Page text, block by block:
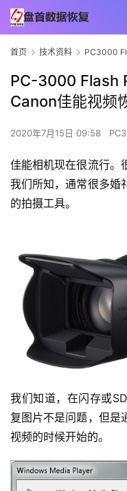
首页 技术资料 PC3000
PC-3000 Flash
Canon佳能视频
2020年7月15日 09:58
佳能相机现在很流行。
我们所知，通常很多婚
的拍摄工具。
我们知道，在闪存或
复图片不是问题，但是
视频的时候开始的。